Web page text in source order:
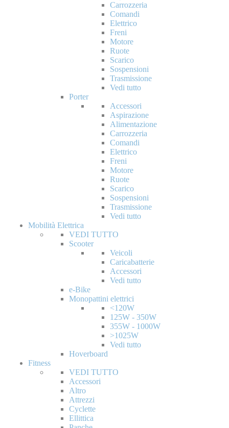
Carrozzeria
Comandi
Elettrico
Freni
Motore
Ruote
Scarico
Sospensioni
Trasmissione
Vedi tutto
Porter
Accessori
Aspirazione
Alimentazione
Carrozzeria
Comandi
Elettrico
Freni
Motore
Ruote
Scarico
Sospensioni
Trasmissione
Vedi tutto
Mobilità Elettrica
VEDI TUTTO
Scooter
Veicoli
Caricabatterie
Accessori
Vedi tutto
e-Bike
Monopattini elettrici
<120W
125W - 350W
355W - 1000W
>1025W
Vedi tutto
Hoverboard
Fitness
VEDI TUTTO
Accessori
Altro
Attrezzi
Cyclette
Ellittica